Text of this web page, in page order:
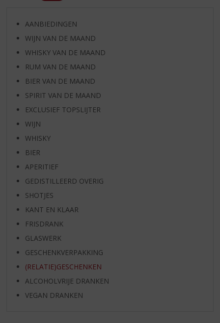
AANBIEDINGEN
WIJN VAN DE MAAND
WHISKY VAN DE MAAND
RUM VAN DE MAAND
BIER VAN DE MAAND
SPIRIT VAN DE MAAND
EXCLUSIEF TOPSLIJTER
WIJN
WHISKY
BIER
APERITIEF
GEDISTILLEERD OVERIG
SHOTJES
KANT EN KLAAR
FRISDRANK
GLASWERK
GESCHENKVERPAKKING
(RELATIE)GESCHENKEN
ALCOHOLVRIJE DRANKEN
VEGAN DRANKEN